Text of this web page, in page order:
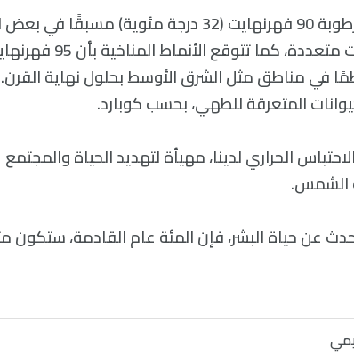
لقد تخطت درجات حرارة الرطوبة 90 فهرنهايت (32 درجة
في مناطق مثل الشرق الأوسط بحلول نهاية
المتعرقة للطهي، بحسب كوبارد.
الحراري لدينا، مهيأة لتهديد الحياة
الشمس.
عن حياة البشر، فإن المئة عام القادمة، ستكون